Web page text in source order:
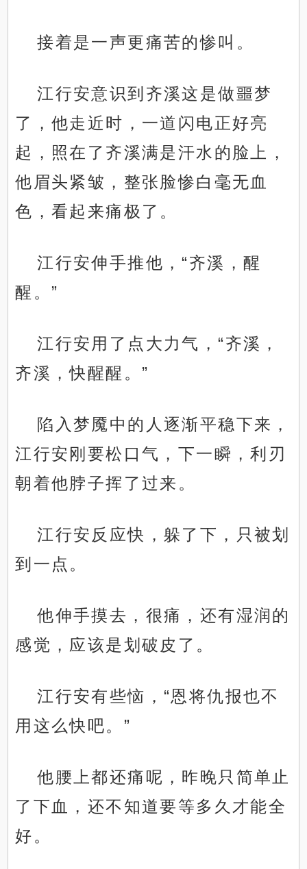
接着是一声更痛苦的惨叫。
江行安意识到齐溪这是做噩梦
了，他走近时，一道闪电正好亮
起，照在了齐溪满是汗水的脸上，
他眉头紧皱，整张脸惨白毫无血
色，看起来痛极了。
江行安伸手推他，“齐溪，醒
醒。”
江行安用了点大力气，“齐溪，
齐溪，快醒醒。”
陷入梦魇中的人逐渐平稳下来，
江行安刚要松口气，下一瞬，利刃
朝着他脖子挥了过来。
江行安反应快，躲了下，只被划
到一点。
他伸手摸去，很痛，还有湿润的
感觉，应该是划破皮了。
江行安有些恼，“恩将仇报也不
用这么快吧。”
他腰上都还痛呢，昨晚只简单止
了下血，还不知道要等多久才能全
好。